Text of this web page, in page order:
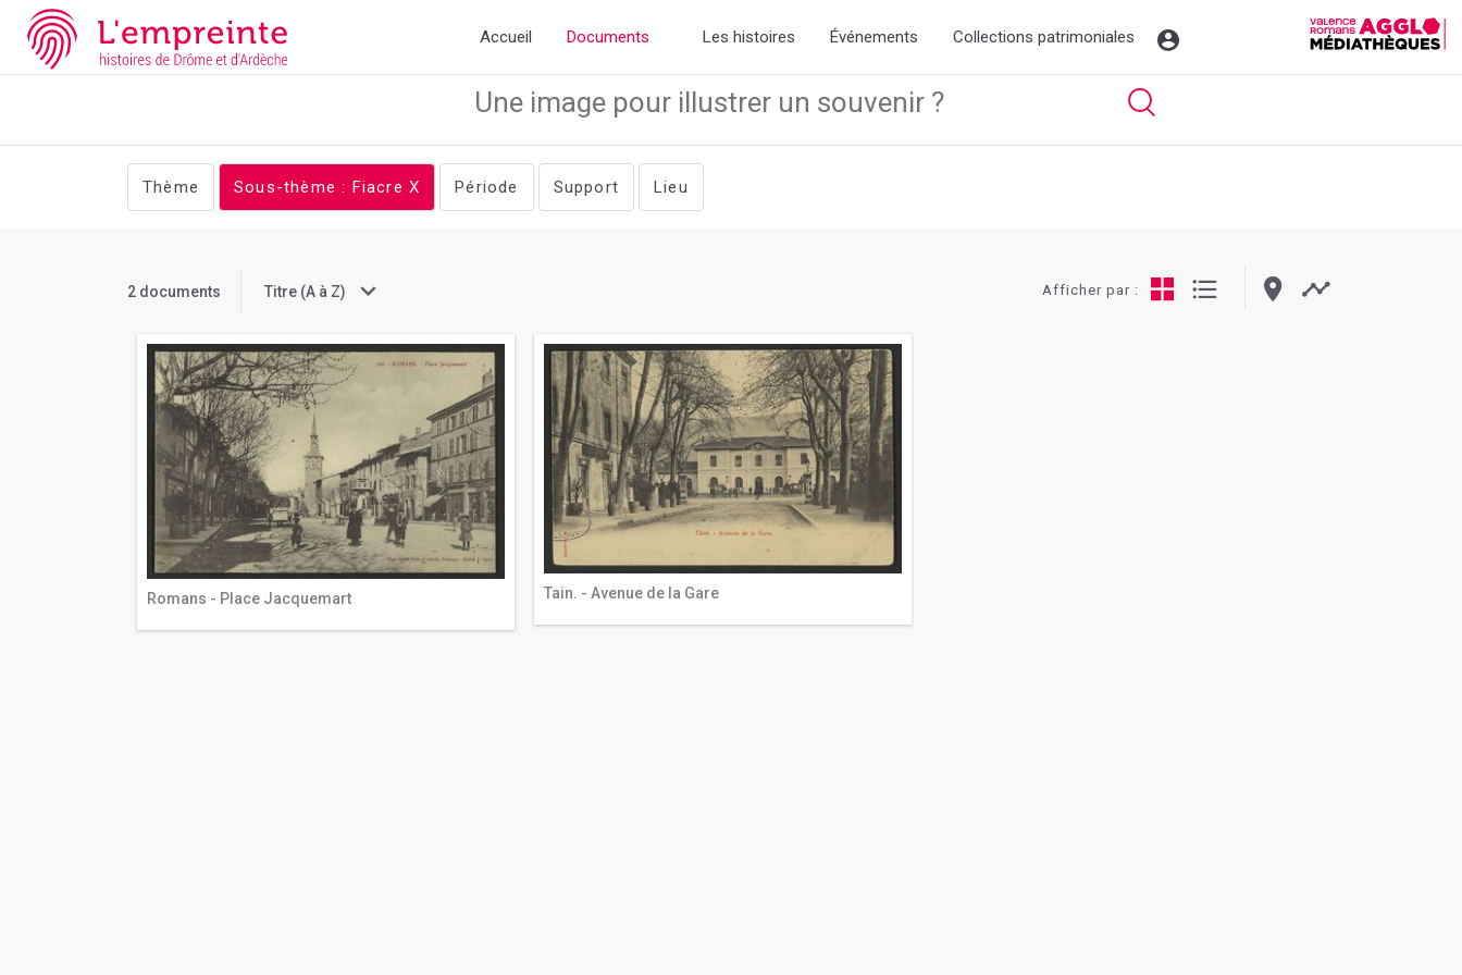
Array ( [slug] => documents [stheme] => Fiacre )
Accueil Documents Les histoires Événements Collections patrimoniales
Thème Sous-thème : Fiacre X Période Support Lieu
2 documents Titre (A à Z) Afficher par :
Romans - Place Jacquemart Tain. - Avenue de la Gare